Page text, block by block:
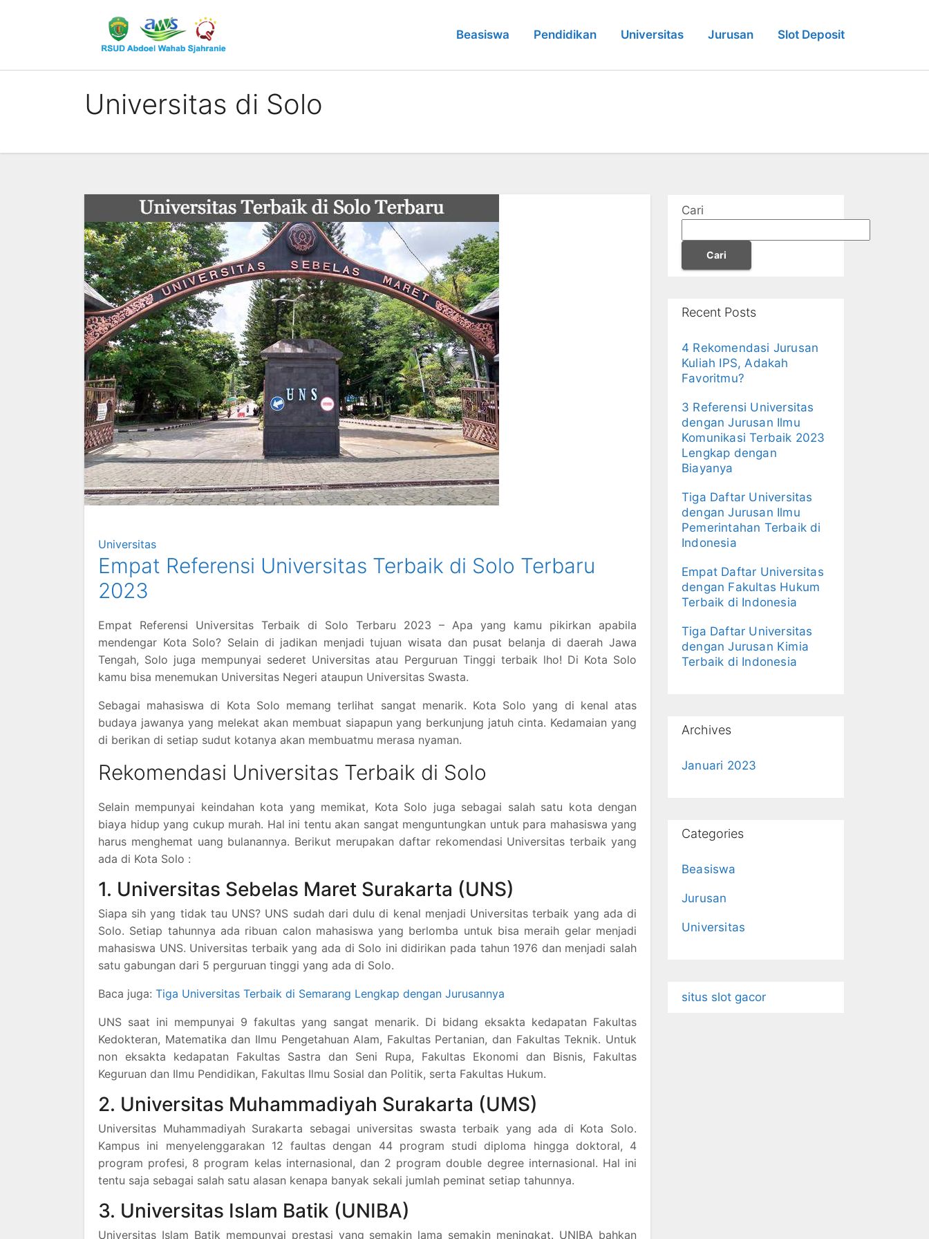
Beasiswa Pendidikan Universitas Jurusan Slot Deposit
Universitas di Solo
Universitas
Empat Referensi Universitas Terbaik di Solo Terbaru
2023
Empat Referensi Universitas Terbaik di Solo Terbaru 2023 – Apa yang kamu pikirkan apabila
mendengar Kota Solo? Selain di jadikan menjadi tujuan wisata dan pusat belanja di daerah Jawa
Tengah, Solo juga mempunyai sederet Universitas atau Perguruan Tinggi terbaik lho! Di Kota Solo
kamu bisa menemukan Universitas Negeri ataupun Universitas Swasta.
Sebagai mahasiswa di Kota Solo memang terlihat sangat menarik. Kota Solo yang di kenal atas
budaya jawanya yang melekat akan membuat siapapun yang berkunjung jatuh cinta. Kedamaian yang
di berikan di setiap sudut kotanya akan membuatmu merasa nyaman.
Rekomendasi Universitas Terbaik di Solo
Selain mempunyai keindahan kota yang memikat, Kota Solo juga sebagai salah satu kota dengan
biaya hidup yang cukup murah. Hal ini tentu akan sangat menguntungkan untuk para mahasiswa yang
harus menghemat uang bulanannya. Berikut merupakan daftar rekomendasi Universitas terbaik yang
ada di Kota Solo :
1. Universitas Sebelas Maret Surakarta (UNS)
Siapa sih yang tidak tau UNS? UNS sudah dari dulu di kenal menjadi Universitas terbaik yang ada di
Solo. Setiap tahunnya ada ribuan calon mahasiswa yang berlomba untuk bisa meraih gelar menjadi
mahasiswa UNS. Universitas terbaik yang ada di Solo ini didirikan pada tahun 1976 dan menjadi salah
satu gabungan dari 5 perguruan tinggi yang ada di Solo.
Baca juga: Tiga Universitas Terbaik di Semarang Lengkap dengan Jurusannya
UNS saat ini mempunyai 9 fakultas yang sangat menarik. Di bidang eksakta kedapatan Fakultas
Kedokteran, Matematika dan Ilmu Pengetahuan Alam, Fakultas Pertanian, dan Fakultas Teknik. Untuk
non eksakta kedapatan Fakultas Sastra dan Seni Rupa, Fakultas Ekonomi dan Bisnis, Fakultas
Keguruan dan Ilmu Pendidikan, Fakultas Ilmu Sosial dan Politik, serta Fakultas Hukum.
2. Universitas Muhammadiyah Surakarta (UMS)
Universitas Muhammadiyah Surakarta sebagai universitas swasta terbaik yang ada di Kota Solo.
Kampus ini menyelenggarakan 12 faultas dengan 44 program studi diploma hingga doktoral, 4
program profesi, 8 program kelas internasional, dan 2 program double degree internasional. Hal ini
tentu saja sebagai salah satu alasan kenapa banyak sekali jumlah peminat setiap tahunnya.
3. Universitas Islam Batik (UNIBA)
Universitas Islam Batik mempunyai prestasi yang semakin lama semakin meningkat. UNIBA bahkan
Cari
Cari
Recent Posts
4 Rekomendasi Jurusan
Kuliah IPS, Adakah
Favoritmu?
3 Referensi Universitas
dengan Jurusan Ilmu
Komunikasi Terbaik 2023
Lengkap dengan
Biayanya
Tiga Daftar Universitas
dengan Jurusan Ilmu
Pemerintahan Terbaik di
Indonesia
Empat Daftar Universitas
dengan Fakultas Hukum
Terbaik di Indonesia
Tiga Daftar Universitas
dengan Jurusan Kimia
Terbaik di Indonesia
Archives
Januari 2023
Categories
Beasiswa
Jurusan
Universitas
situs slot gacor